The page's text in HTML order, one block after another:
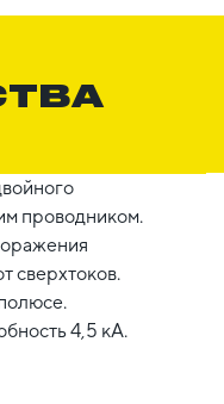
проводником.
сверхтоков.
4,5 кА.